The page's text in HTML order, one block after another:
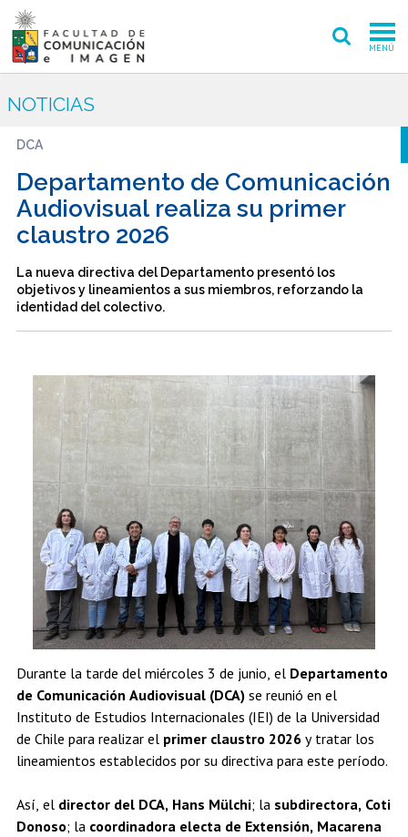
MENÚ
POSTGRADO
INVESTIGACIÓN CREACIÓN
INTERNACIONAL
PERIODISMO CINE Y TV
Estudiantes Académicos Egresados
NOTICIAS
DCA
Departamento de Comunicación
Audiovisual realiza su primer
claustro 2026
La nueva directiva del Departamento presentó los
objetivos y lineamientos a sus miembros, reforzando la
identidad del colectivo.
Durante la tarde del miércoles 3 de junio, el Departamento
de Comunicación Audiovisual (DCA) se reunió en el
Instituto de Estudios Internacionales (IEI) de la Universidad
de Chile para realizar el primer claustro 2026 y tratar los
lineamientos establecidos por su directiva para este período.
Así, el director del DCA, Hans Mülchi; la subdirectora, Coti
Donoso; la coordinadora electa de Extensión, Macarena